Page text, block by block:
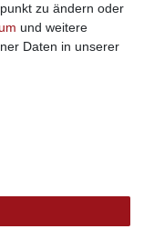
zu ändern oder
und weitere
Daten in unserer